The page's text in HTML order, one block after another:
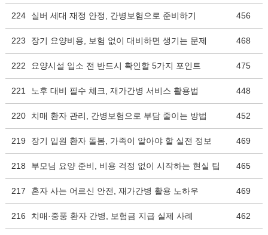
224 실버 세대 재정 안정, 간병보험으로 준비하기 456
223 장기 요양비용, 보험 없이 대비하면 생기는 문제 468
222 요양시설 입소 전 반드시 확인할 5가지 포인트 475
221 노후 대비 필수 체크, 재가간병 서비스 활용법 448
220 치매 환자 관리, 간병보험으로 부담 줄이는 방법 452
219 장기 입원 환자 돌봄, 가족이 알아야 할 실전 정보 469
218 부모님 요양 준비, 비용 걱정 없이 시작하는 현실 팁 465
217 혼자 사는 어르신 안전, 재가간병 활용 노하우 469
216 치매·중풍 환자 간병, 보험금 지급 실제 사례 462